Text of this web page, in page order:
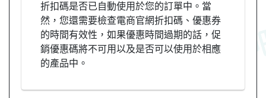
折扣碼是否已自動使用於您的訂單中。當
然，您還需要檢查電商官網折扣碼、優惠券
的時間有效性，如果優惠時間過期的話，促
銷優惠碼將不可用以及是否可以使用於相應
的產品中。